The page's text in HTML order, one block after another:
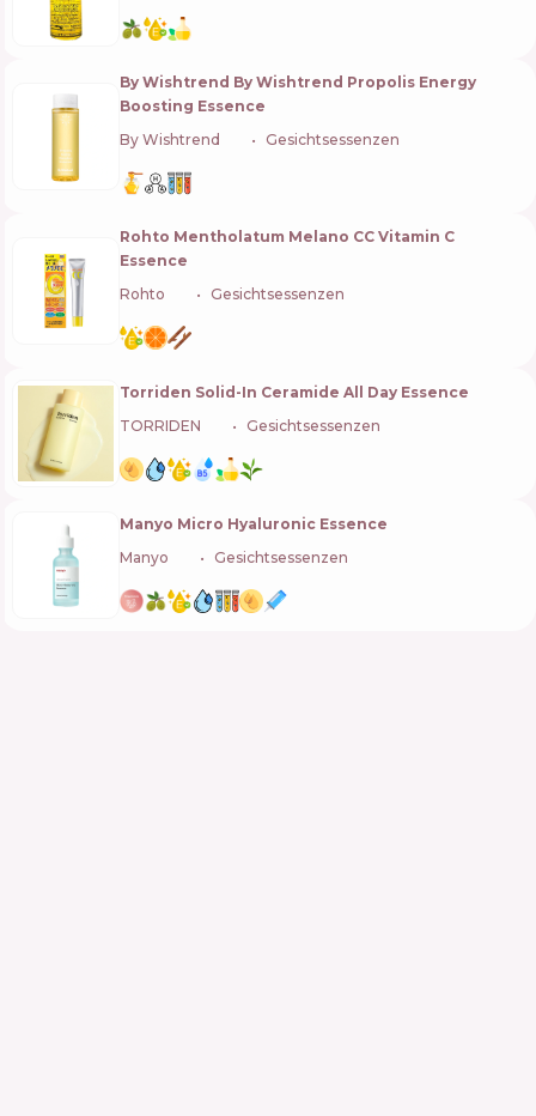
By Wishtrend By Wishtrend Propolis Energy
Boosting Essence
By Wishtrend
Gesichtsessenzen
Rohto Mentholatum Melano CC Vitamin C
Essence
Rohto
Gesichtsessenzen
Torriden Solid-In Ceramide All Day Essence
TORRIDEN
Gesichtsessenzen
Manyo Micro Hyaluronic Essence
Manyo
Gesichtsessenzen